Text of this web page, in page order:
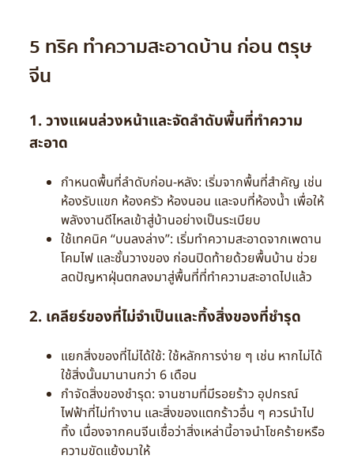
5 ทริค ทำความสะอาดบ้าน ก่อน ตรุษ
จีน
1. วางแผนล่วงหน้าและจัดลำดับพื้นที่ทำความ
สะอาด
กำหนดพื้นที่ลำดับก่อน-หลัง: เริ่มจากพื้นที่สำคัญ เช่น
ห้องรับแขก ห้องครัว ห้องนอน และจบที่ห้องน้ำ เพื่อให้
พลังงานดีไหลเข้าสู่บ้านอย่างเป็นระเบียบ
ใช้เทคนิค “บนลงล่าง”: เริ่มทำความสะอาดจากเพดาน
โคมไฟ และชั้นวางของ ก่อนปิดท้ายด้วยพื้นบ้าน ช่วย
ลดปัญหาฝุ่นตกลงมาสู่พื้นที่ที่ทำความสะอาดไปแล้ว
2. เคลียร์ของที่ไม่จำเป็นและทิ้งสิ่งของที่ชำรุด
แยกสิ่งของที่ไม่ได้ใช้: ใช้หลักการง่าย ๆ เช่น หากไม่ได้
ใช้สิ่งนั้นมานานกว่า 6 เดือน
กำจัดสิ่งของชำรุด: จานชามที่มีรอยร้าว อุปกรณ์
ไฟฟ้าที่ไม่ทำงาน และสิ่งของแตกร้าวอื่น ๆ ควรนำไป
ทิ้ง เนื่องจากคนจีนเชื่อว่าสิ่งเหล่านี้อาจนำโชคร้ายหรือ
ความขัดแย้งมาให้